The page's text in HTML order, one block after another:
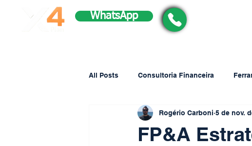
WhatsApp
All Posts Consultoria Financeira
FP&A
Rogério Carboni 5 de nov.